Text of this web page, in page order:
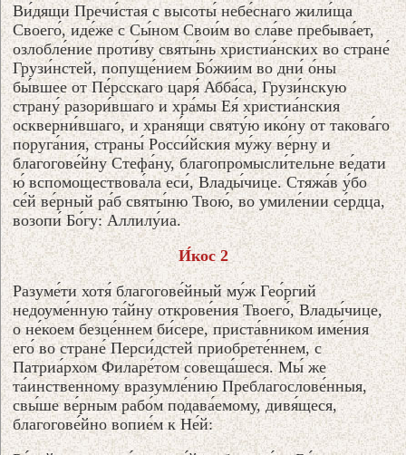
Ви́дящи Пречи́стая с высоты́ небе́снаго жили́ща
Своего́, иде́же с Сы́ном Свои́м во сла́ве пребыва́ет,
озлобле́ние проти́ву святы́нь христиа́нских во стране́
Грузи́нстей, попуще́нием Бо́жиим во дни́ о́ны
бы́вшее от Пе́рсскаго царя́ Абба́са, Грузи́нскую
страну́ разори́вшаго и хра́мы Ея́ христиа́нския
оскверни́вшаго, и храня́щи святу́ю ико́ну от такова́го
поруга́ния, страны́ Росси́йския му́жу ве́рну и
благогове́йну Стефа́ну, благопромысли́тельне ве́дати
ю́ вспомоществова́ла еси́, Влады́чице. Стяжа́в у́бо
се́й ве́рный ра́б святы́ню Твою́, во умиле́нии се́рдца,
возопи́ Бо́гу: Аллилу́иа.
И́кос 2
Разуме́ти хотя́ благогове́йный му́ж Гео́ргий
недоуме́нную та́йну открове́ния Твоего́, Влады́чице,
о не́коем безце́ннем би́сере, приста́вником име́ния
его́ во стране́ Перси́дстей приобрете́ннем, с
Патриа́рхом Филаре́том совеща́шеся. Мы́ же
та́инственному вразумле́нию Преблагослове́нныя,
свы́ше ве́рным рабо́м подава́емому, дивя́щеся,
благогове́йно вопие́м к Не́й: